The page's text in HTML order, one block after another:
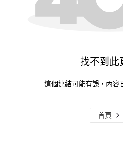
找不到此
這個連結可能有誤，內容
首頁